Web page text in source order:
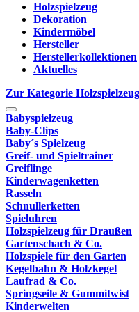
Holzspielzeug
Dekoration
Kindermöbel
Hersteller
Herstellerkollektionen
Aktuelles
Zur Kategorie Holzspielzeug
Babyspielzeug
Baby-Clips
Baby´s Spielzeug
Greif- und Spieltrainer
Greiflinge
Kinderwagenketten
Rasseln
Schnullerketten
Spieluhren
Holzspielzeug für Draußen
Gartenschach & Co.
Holzspiele für den Garten
Kegelbahn & Holzkegel
Laufrad & Co.
Springseile & Gummitwist
Kinderwelten